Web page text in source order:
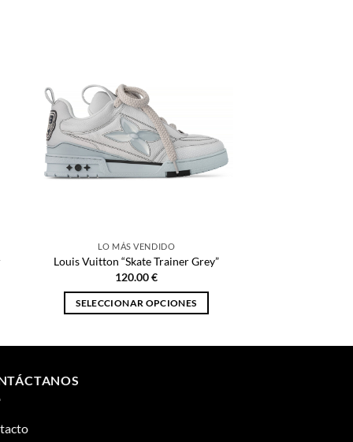
LO MÁS VENDIDO
Louis Vuitton “Skate Trainer Grey”
120.00€
SELECCIONAR OPCIONES